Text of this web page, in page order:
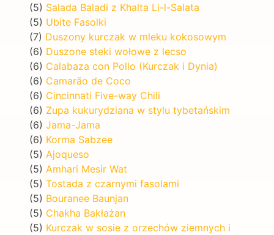
(5) Salada Baladi z Khalta Li-l-Salata
(5) Ubite Fasolki
(7) Duszony kurczak w mleku kokosowym
(6) Duszone steki wołowe z lecso
(6) Calabaza con Pollo (Kurczak i Dynia)
(6) Camarão de Coco
(6) Cincinnati Five-way Chili
(6) Zupa kukurydziana w stylu tybetańskim
(6) Jama-Jama
(6) Korma Sabzee
(5) Ajoqueso
(5) Amhari Mesir Wat
(5) Tostada z czarnymi fasolami
(5) Bouranee Baunjan
(5) Chakha Bakłażan
(5) Kurczak w sosie z orzechów ziemnych i